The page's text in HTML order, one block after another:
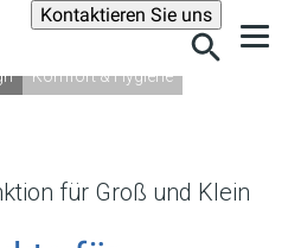
Kontaktieren Sie unsSuche
Komfort & Hygiene
für Groß und Klein